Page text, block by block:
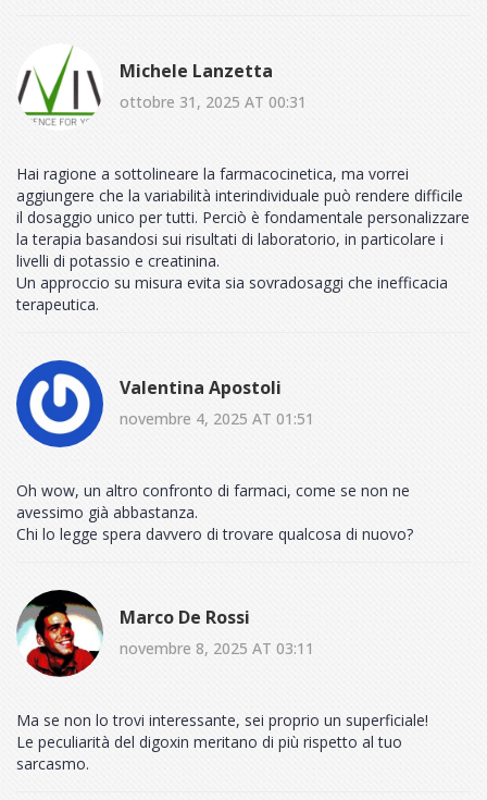
Michele Lanzetta
ottobre 31, 2025 AT 00:31
Hai ragione a sottolineare la farmacocinetica, ma vorrei
aggiungere che la variabilità interindividuale può rendere difficile
il dosaggio unico per tutti. Perciò è fondamentale personalizzare
la terapia basandosi sui risultati di laboratorio, in particolare i
livelli di potassio e creatinina.
Un approccio su misura evita sia sovradosaggi che inefficacia
terapeutica.
Valentina Apostoli
novembre 4, 2025 AT 01:51
Oh wow, un altro confronto di farmaci, come se non ne
avessimo già abbastanza.
Chi lo legge spera davvero di trovare qualcosa di nuovo?
Marco De Rossi
novembre 8, 2025 AT 03:11
Ma se non lo trovi interessante, sei proprio un superficiale!
Le peculiarità del digoxin meritano di più rispetto al tuo
sarcasmo.